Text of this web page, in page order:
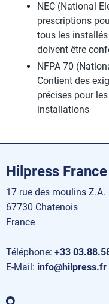
NEC (National
prescriptions
tous les
doivent être
NFPA 70
Contient des
précises pour
installations
Hilpress
17 rue des moulins Z.A.
67730 Chatenois
France
Téléphone: +33
E-Mail: info@hilpress.fr